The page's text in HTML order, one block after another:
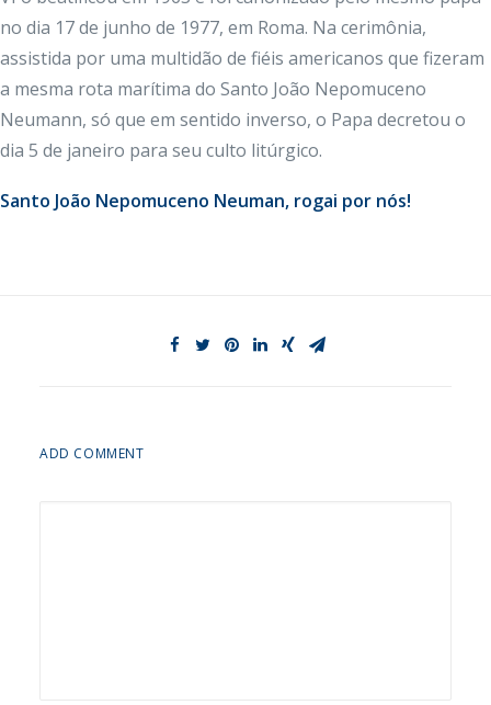
no dia 17 de junho de 1977, em Roma. Na cerimônia,
assistida por uma multidão de fiéis americanos que fizeram
a mesma rota marítima do Santo João Nepomuceno
Neumann, só que em sentido inverso, o Papa decretou o
dia 5 de janeiro para seu culto litúrgico.
Santo João Nepomuceno Neuman, rogai por nós!
ADD COMMENT